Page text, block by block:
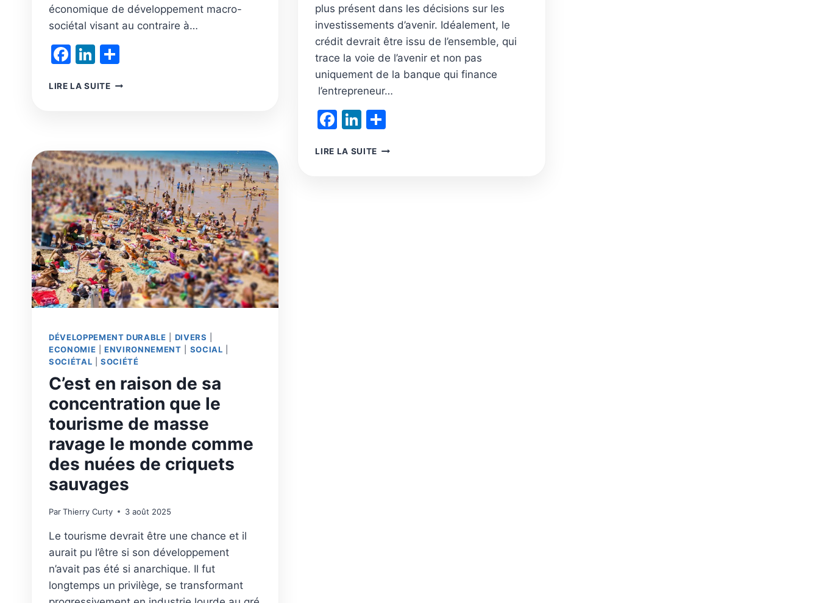
économique de développement macro-
sociétal visant au contraire à…
Facebook
LinkedIn
LIRE LA SUITEUN
ÉQUITABLE
ET
PORTEUR
DE
DÉVELOPPEMENT
SOCIO-
ÉCONOMIQUE
plus présent dans les décisions sur les
investissements d’avenir. Idéalement, le
crédit devrait être issu de l’ensemble, qui
trace la voie de l’avenir et non pas
uniquement de la banque qui finance
l’entrepreneur…
Facebook
LinkedIn
LIRE LA SUITE DIVIDENDES,
DÉVELOPPEMENT DURABLE DIVERS
ECONOMIE |ENVIRONNEMENT SOCIAL
SOCIÉTAL |SOCIÉTÉ
C’est en raison de sa
concentration que le
tourisme de masse
ravage le monde comme
des nuées de criquets
sauvages
ParThierry Curty 3 août 2025
Le tourisme devrait être une chance et il
aurait pu l’être si son développement
n’avait pas été si anarchique. Il fut
longtemps un privilège, se transformant